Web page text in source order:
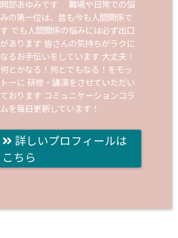
岡部あゆみです 職場や日常での悩
みの第一位は、昔も今も人間関係で
す でも人間関係の悩みには必ず出口
があります 皆さんの気持ちがラクに
なるお手伝いをしています 大丈夫！
何とかなる！何とでもなる！をモッ
トーに 研修・講演をさせていただい
ております コミュニケーションコラ
ムを毎日更新しています！
詳しいプロフィールは
こちら